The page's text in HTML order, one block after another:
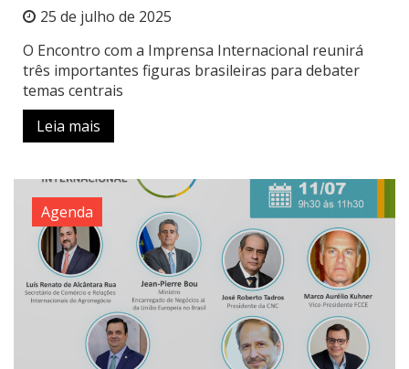
25 de julho de 2025
O Encontro com a Imprensa Internacional reunirá
três importantes figuras brasileiras para debater
temas centrais
Leia mais
Agenda